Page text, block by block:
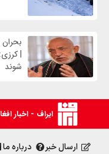
|
شوند
ایراف - اخبار
ارسال خبر درباره ما